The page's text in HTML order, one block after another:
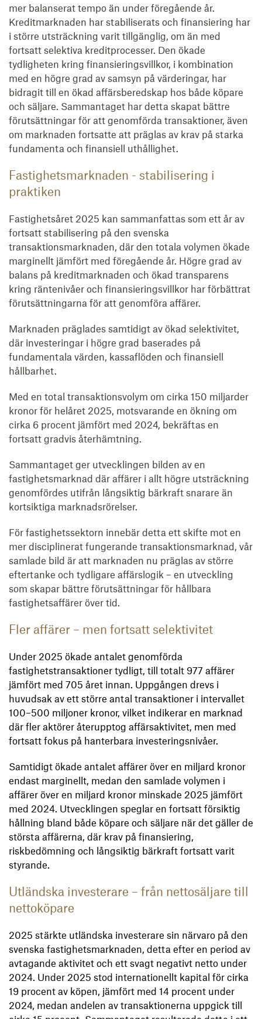
mer balanserat tempo än under föregående år.
Kreditmarknaden har stabiliserats och finansiering har
i större utsträckning varit tillgänglig, om än med
fortsatt selektiva kreditprocesser. Den ökade
tydligheten kring finansieringsvillkor, i kombination
med en högre grad av samsyn på värderingar, har
bidragit till en ökad affärsberedskap hos både köpare
och säljare. Sammantaget har detta skapat bättre
förutsättningar för att genomförda transaktioner, även
om marknaden fortsatte att präglas av krav på starka
fundamenta och finansiell uthållighet.
Fastighetsmarknaden - stabilisering i
praktiken
Fastighetsåret 2025 kan sammanfattas som ett år av
fortsatt stabilisering på den svenska
transaktionsmarknaden, där den totala volymen ökade
marginellt jämfört med föregående år. Högre grad av
balans på kreditmarknaden och ökad transparens
kring räntenivåer och finansieringsvillkor har förbättrat
förutsättningarna för att genomföra affärer.
Marknaden präglades samtidigt av ökad selektivitet,
där investeringar i högre grad baserades på
fundamentala värden, kassaflöden och finansiell
hållbarhet.
Med en total transaktionsvolym om cirka 150 miljarder
kronor för helåret 2025, motsvarande en ökning om
cirka 6 procent jämfört med 2024, bekräftas en
fortsatt gradvis återhämtning.
Sammantaget ger utvecklingen bilden av en
fastighetsmarknad där affärer i allt högre utsträckning
genomfördes utifrån långsiktig bärkraft snarare än
kortsiktiga marknadsrörelser.
För fastighetssektorn innebär detta ett skifte mot en
mer disciplinerat fungerande transaktionsmarknad, vår
samlade bild är att marknaden nu präglas av större
eftertanke och tydligare affärslogik – en utveckling
som skapar bättre förutsättningar för hållbara
fastighetsaffärer över tid.
Fler affärer – men fortsatt selektivitet
Under 2025 ökade antalet genomförda
fastighetstransaktioner tydligt, till totalt 977 affärer
jämfört med 705 året innan. Uppgången drevs i
huvudsak av ett större antal transaktioner i intervallet
100–500 miljoner kronor, vilket indikerar en marknad
där fler aktörer återupptog affärsaktivitet, men med
fortsatt fokus på hanterbara investeringsnivåer.
Samtidigt ökade antalet affärer över en miljard kronor
endast marginellt, medan den samlade volymen i
affärer över en miljard kronor minskade 2025 jämfört
med 2024. Utvecklingen speglar en fortsatt försiktig
hållning bland både köpare och säljare när det gäller de
största affärerna, där krav på finansiering,
riskbedömning och långsiktig bärkraft fortsatt varit
styrande.
Utländska investerare – från nettosäljare till
nettoköpare
2025 stärkte utländska investerare sin närvaro på den
svenska fastighetsmarknaden, detta efter en period av
avtagande aktivitet och ett svagt negativt netto under
2024. Under 2025 stod internationellt kapital för cirka
19 procent av köpen, jämfört med 14 procent under
2024, medan andelen av transaktionerna uppgick till